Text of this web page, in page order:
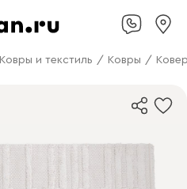
Ковры и текстиль / Ковры /